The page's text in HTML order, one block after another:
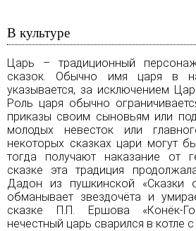
В культуре
Царь – традиционный
сказок. Обычно имя царя в
указывается, за исключением
Роль царя обычно
приказы своим сыновьям или
молодых невесток или
некоторых сказках цари могут
тогда получают наказание от
сказке эта традиция
Дадон из пушкинской «Сказки
обманывает звездочёта и
сказке П.П. Ершова «Конёк-
нечестный царь сварился в котле